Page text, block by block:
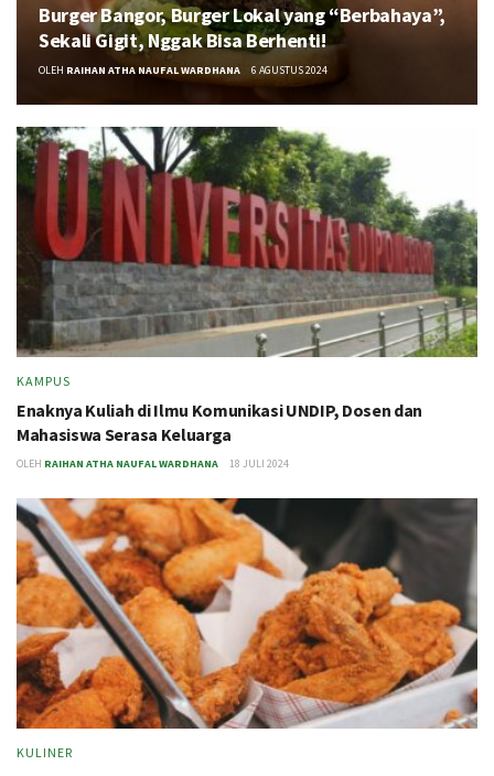
Burger Bangor, Burger Lokal yang “Berbahaya”,
Sekali Gigit, Nggak Bisa Berhenti!
OLEH RAIHAN ATHA NAUFAL WARDHANA 6 AGUSTUS 2024
KAMPUS
Enaknya Kuliah di Ilmu Komunikasi UNDIP, Dosen dan
Mahasiswa Serasa Keluarga
OLEH RAIHAN ATHA NAUFAL WARDHANA 18 JULI 2024
KULINER